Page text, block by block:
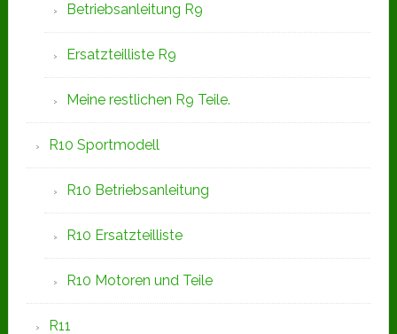
Betriebsanleitung R9
Ersatzteilliste R9
Meine restlichen R9 Teile.
R10 Sportmodell
R10 Betriebsanleitung
R10 Ersatzteilliste
R10 Motoren und Teile
R11